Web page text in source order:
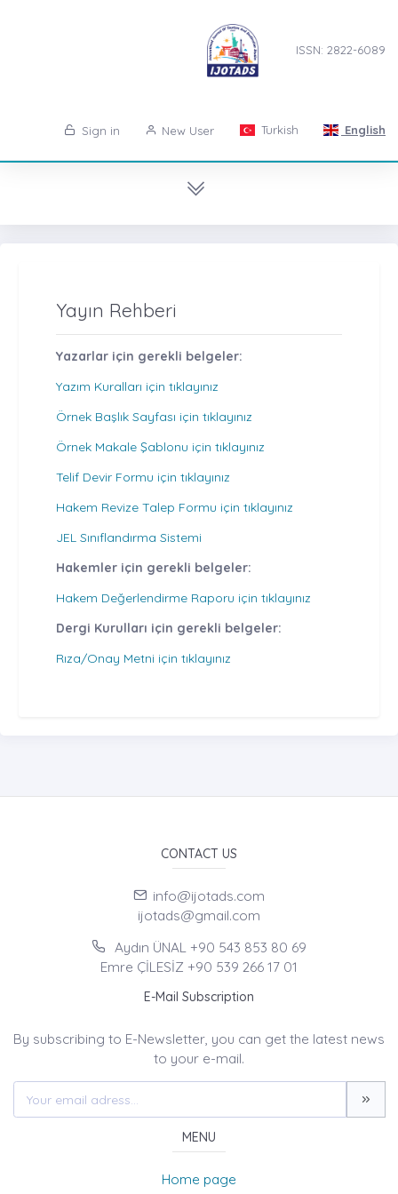
ISSN: 2822-6089
Sign in New User Turkish English
Yayın Rehberi
Yazarlar için gerekli belgeler:
Yazım Kuralları için tıklayınız
Örnek Başlık Sayfası için tıklayınız
Örnek Makale Şablonu için tıklayınız
Telif Devir Formu için tıklayınız
Hakem Revize Talep Formu için tıklayınız
JEL Sınıflandırma Sistemi
Hakemler için gerekli belgeler:
Hakem Değerlendirme Raporu için tıklayınız
Dergi Kurulları için gerekli belgeler:
Rıza/Onay Metni için tıklayınız
CONTACT US
info@ijotads.com
ijotads@gmail.com
Aydın ÜNAL +90 543 853 80 69
Emre ÇİLESİZ +90 539 266 17 01
E-Mail Subscription
By subscribing to E-Newsletter, you can get the latest news
to your e-mail.
MENU
Home page